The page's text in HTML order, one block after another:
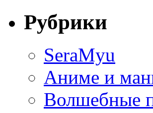
Рубрики
SeraMyu
Аниме и
Волшебные